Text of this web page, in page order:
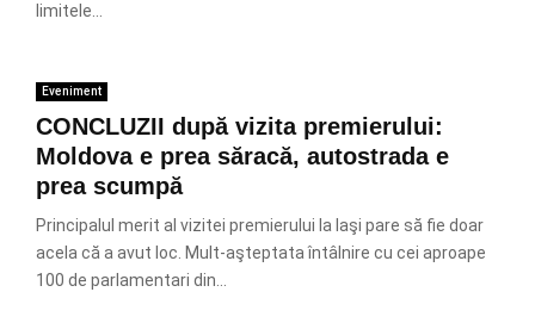
limitele...
Eveniment
CONCLUZII după vizita premierului:
Moldova e prea săracă, autostrada e
prea scumpă
Principalul merit al vizitei premierului la Iaşi pare să fie doar
acela că a avut loc. Mult-aşteptata întâlnire cu cei aproape
100 de parlamentari din...